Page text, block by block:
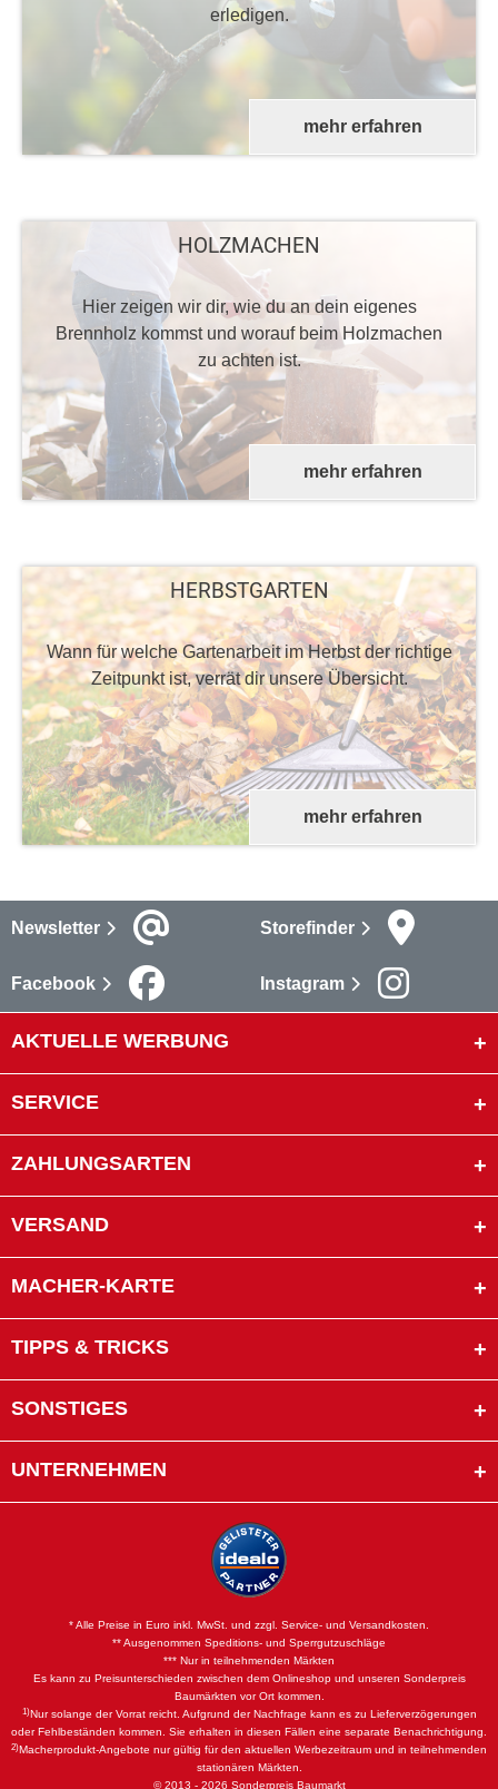
erledigen.
mehr erfahren
HOLZMACHEN
Hier zeigen wir dir, wie du an dein eigenes
Brennholz kommst und worauf beim Holzmachen
zu achten ist.
mehr erfahren
HERBSTGARTEN
Wann für welche Gartenarbeit im Herbst der richtige
Zeitpunkt ist, verrät dir unsere Übersicht.
mehr erfahren
Newsletter Storefinder
Facebook Instagram
AKTUELLE WERBUNG
SERVICE
ZAHLUNGSARTEN
VERSAND
MACHER-KARTE
TIPPS & TRICKS
SONSTIGES
UNTERNEHMEN
* Alle Preise in Euro inkl. MwSt. und zzgl. Service- und Versandkosten.
** Ausgenommen Speditions- und Sperrgutzuschläge
*** Nur in teilnehmenden Märkten
Es kann zu Preisunterschieden zwischen dem Onlineshop und unseren Sonderpreis
Baumärkten vor Ort kommen.
1)Nur solange der Vorrat reicht. Aufgrund der Nachfrage kann es zu Lieferverzögerungen
oder Fehlbeständen kommen. Sie erhalten in diesen Fällen eine separate Benachrichtigung.
2)Macherprodukt-Angebote nur gültig für den aktuellen Werbezeitraum und in teilnehmenden
stationären Märkten.
© 2013 - 2026 Sonderpreis Baumarkt